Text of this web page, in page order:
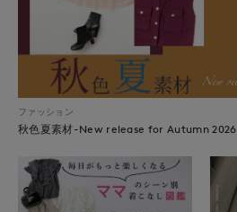
ファッション
秋色夏素材-New release for Autumn 2026